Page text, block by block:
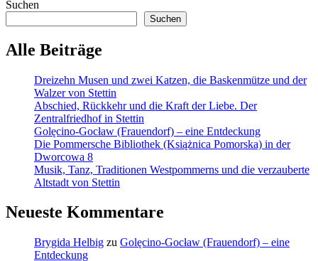
Suchen
Suchen
Alle Beiträge
Dreizehn Musen und zwei Katzen, die Baskenmütze und der
Walzer von Stettin
Abschied, Rückkehr und die Kraft der Liebe. Der
Zentralfriedhof in Stettin
Golęcino-Gocław (Frauendorf) – eine Entdeckung
Die Pommersche Bibliothek (Książnica Pomorska) in der
Dworcowa 8
Musik, Tanz, Traditionen Westpommerns und die verzauberte
Altstadt von Stettin
Neueste Kommentare
Brygida Helbig zu Golęcino-Gocław (Frauendorf) – eine
Entdeckung